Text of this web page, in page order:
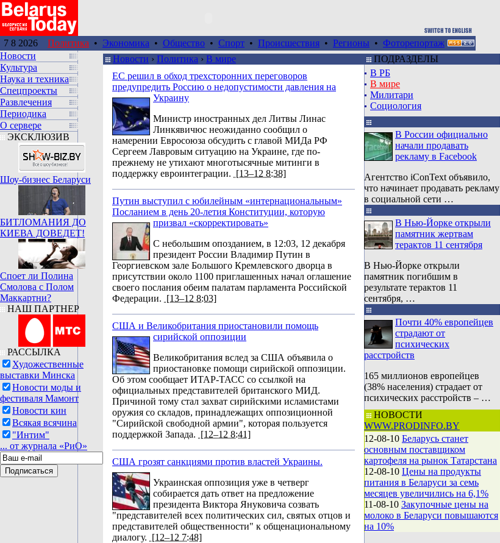
7 8 2026 Политика • Экономика • Общество • Спорт • Происшествия • Регионы • Фоторепортаж
Новости
Культура
Наука и техника
Спецпроекты
Развлечения
Периодика
О сервере
ЭКСКЛЮЗИВ
Шоу-бизнес Беларуси
БИТЛОМАНИЯ ДО
КИЕВА ДОВЕДЕТ!
Споет ли Полина
Смолова с Полом
Маккартни?
НАШ ПАРТНЕР
РАССЫЛКА
Художественные
выставки Минска
Новости моды и
фестиваля Мамонт
Новости кин
Всякая всячина
"Интим"
... от журнала «РиО»
Новости › Политика › В мире
ЕС решил в обход трехсторонних переговоров
предупредить Россию о недопустимости давления на
Украину
Министр иностранных дел Литвы Линас
Линкявичюс неожиданно сообщил о
намерении Евросоюза обсудить с главой МИДа РФ
Сергеем Лавровым ситуацию на Украине, где по-
прежнему не утихают многотысячные митинги в
поддержку евроинтеграции. [13–12 8:38]
Путин выступил с юбилейным «интернациональным»
Посланием в день 20-летия Конституции, которую
призвал «скорректировать»
С небольшим опозданием, в 12:03, 12 декабря
президент России Владимир Путин в
Георгиевском зале Большого Кремлевского дворца в
присутствии около 1100 приглашенных начал оглашение
своего послания обеим палатам парламента Российской
Федерации. [13–12 8:03]
США и Великобритания приостановили помощь
сирийской оппозиции
Великобритания вслед за США объявила о
приостановке помощи сирийской оппозиции.
Об этом сообщает ИТАР-ТАСС со ссылкой на
официальных представителей британского МИД.
Причиной тому стал захват сирийскими исламистами
оружия со складов, принадлежащих оппозиционной
"Сирийской свободной армии", которая пользуется
поддержкой Запада. [12–12 8:41]
США грозят санкциями против властей Украины.
Украинская оппозиция уже в четверг
собирается дать ответ на предложение
президента Виктора Януковича созвать
"представителей всех политических сил, святых отцов и
представителей общественности" к общенациональному
диалогу. [12–12 7:48]
ПОДРАЗДЕЛЫ
В РБ
В мире
Милитари
Социология
В России официально
начали продавать
рекламу в Facebook
Агентство iConText объявило,
что начинает продавать рекламу
в социальной сети …
В Нью-Йорке открыли
памятник жертвам
терактов 11 сентября
В Нью-Йорке открыли
памятник погибшим в
результате терактов 11
сентября, …
Почти 40% европейцев
страдают от
психических
расстройств
165 миллионов европейцев
(38% населения) страдает от
психических расстройств – …
НОВОСТИ
WWW.PRODINFO.BY
12-08-10 Беларусь станет
основным поставщиком
картофеля на рынок Татарстана
12-08-10 Цены на продукты
питания в Беларуси за семь
месяцев увеличились на 6,1%
11-08-10 Закупочные цены на
молоко в Беларуси повышаются
на 10%